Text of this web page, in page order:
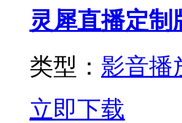
灵犀直播定制
类型： 影音播
立即下载